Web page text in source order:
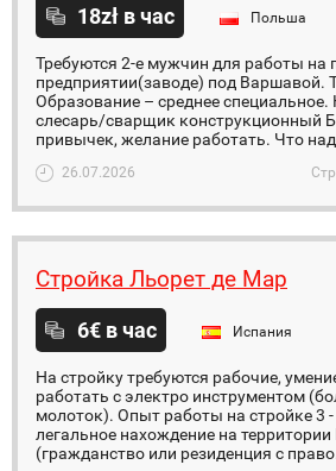
18zł в час Польша
Требуются 2-е мужчин для работы на
предприятии(заводе) под Варшавой.
Образование – среднее
слесарь/сварщик конструкционный
привычек, желание работать. Что
26.07.2026
Стройка Льорет де Мар
6€ в час Испания
На стройку требуются рабочие,
работать с электро инструментом
молоток). Опыт работы на стройке 3 -
легальное нахождение на
(гражданство или резиденция с